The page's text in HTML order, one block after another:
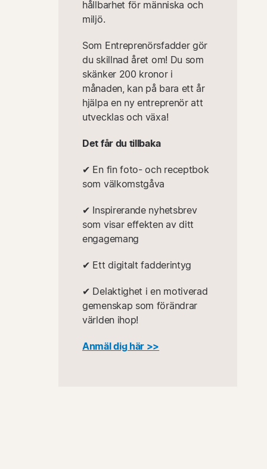
hållbarhet för människa och
miljö.
Som Entreprenörsfadder gör
du skillnad året om! Du som
skänker 200 kronor i
månaden, kan på bara ett år
hjälpa en ny entreprenör att
utvecklas och växa!
Det får du tillbaka
✔︎ En fin foto- och receptbok
som välkomstgåva
✔︎ Inspirerande nyhetsbrev
som visar effekten av ditt
engagemang
✔︎ Ett digitalt fadderintyg
✔︎ Delaktighet i en motiverad
gemenskap som förändrar
världen ihop!
Anmäl dig här >>